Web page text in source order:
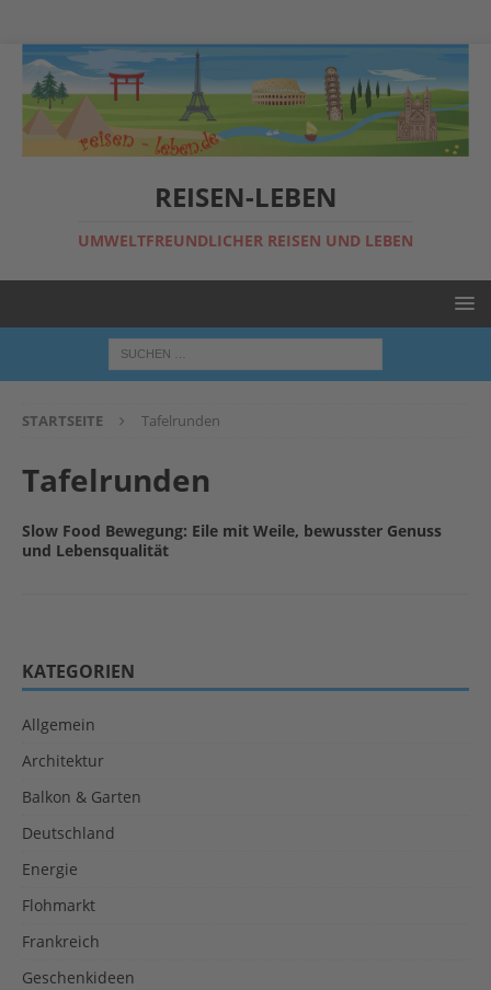
REISEN-LEBEN
UMWELTFREUNDLICHER REISEN UND LEBEN
STARTSEITE Tafelrunden
Tafelrunden
Slow Food Bewegung: Eile mit Weile, bewusster Genuss
und Lebensqualität
KATEGORIEN
Allgemein
Architektur
Balkon & Garten
Deutschland
Energie
Flohmarkt
Frankreich
Geschenkideen